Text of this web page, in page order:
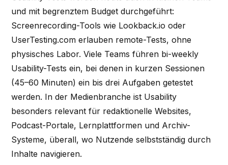
und mit begrenztem Budget durchgeführt:
Screenrecording-Tools wie Lookback.io oder
UserTesting.com erlauben remote-Tests, ohne
physisches Labor. Viele Teams führen bi-weekly
Usability-Tests ein, bei denen in kurzen Sessionen
(45–60 Minuten) ein bis drei Aufgaben getestet
werden. In der Medienbranche ist Usability
besonders relevant für redaktionelle Websites,
Podcast-Portale, Lernplattformen und Archiv-
Systeme, überall, wo Nutzende selbstständig durch
Inhalte navigieren.